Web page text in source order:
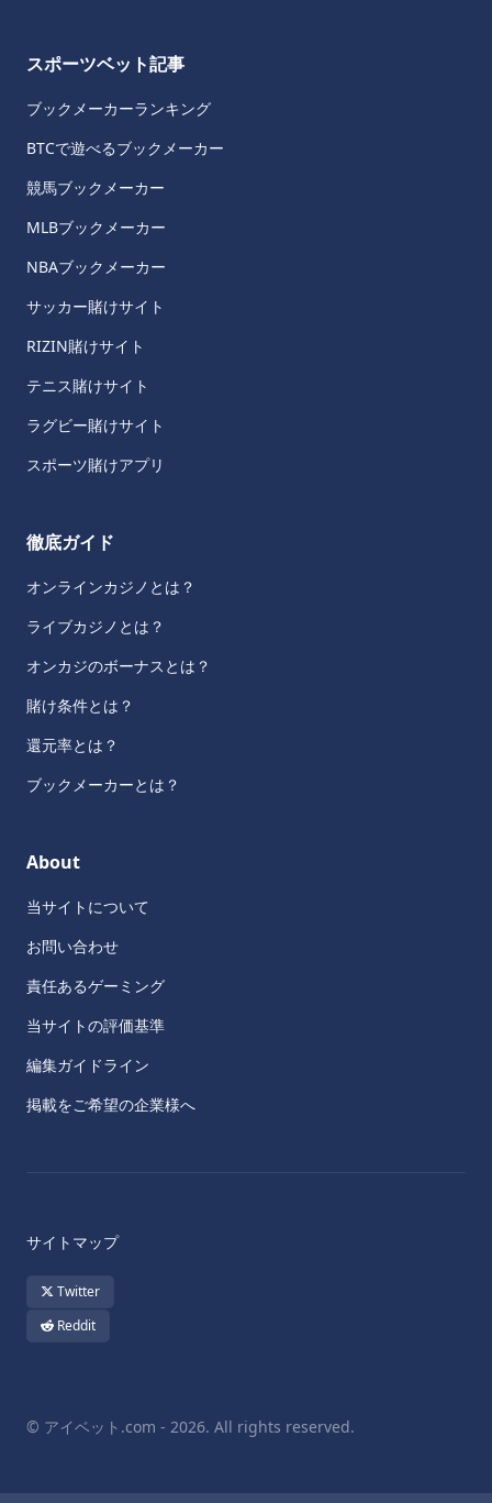
スポーツベット記事
ブックメーカーランキング
BTCで遊べるブックメーカー
競馬ブックメーカー
MLBブックメーカー
NBAブックメーカー
サッカー賭けサイト
RIZIN賭けサイト
テニス賭けサイト
ラグビー賭けサイト
スポーツ賭けアプリ
徹底ガイド
オンラインカジノとは？
ライブカジノとは？
オンカジのボーナスとは？
賭け条件とは？
還元率とは？
ブックメーカーとは？
About
当サイトについて
お問い合わせ
責任あるゲーミング
当サイトの評価基準
編集ガイドライン
掲載をご希望の企業様へ
サイトマップ
Twitter
Reddit
© アイベット.com - 2026. All rights reserved.